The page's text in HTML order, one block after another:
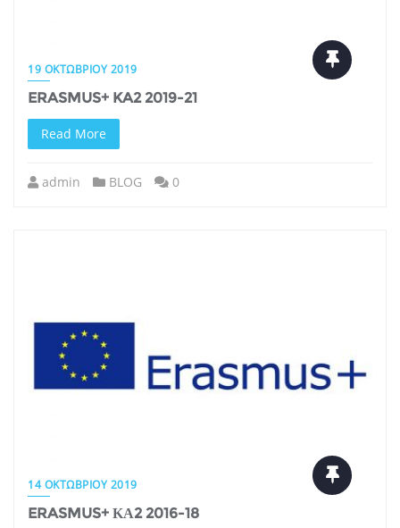
19 ΟΚΤΩΒΡΊΟΥ 2019
ERASMUS+ KA2 2019-21
Read More
admin BLOG 0
14 ΟΚΤΩΒΡΊΟΥ 2019
ERASMUS+ ΚΑ2 2016-18